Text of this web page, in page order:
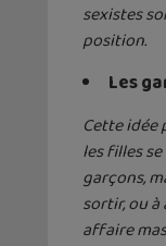
sexistes
position.
Les
Cette idée
les filles
garçons,
sortir, ou
affaire